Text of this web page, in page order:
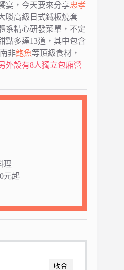
宴，今天要來分享忠孝
啖高級日式鐵板燒套
系精心研發菜單，不定
點多達13道，其中包含
非鮑魚等頂級食材，
外設有8人獨立包廂營
理
元起
收合